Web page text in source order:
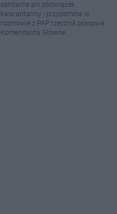
sanitarne ani obowiązek
kwarantanny - przypomina w
rozmowie z PAP rzecznik prasowa
Komendanta Główne...